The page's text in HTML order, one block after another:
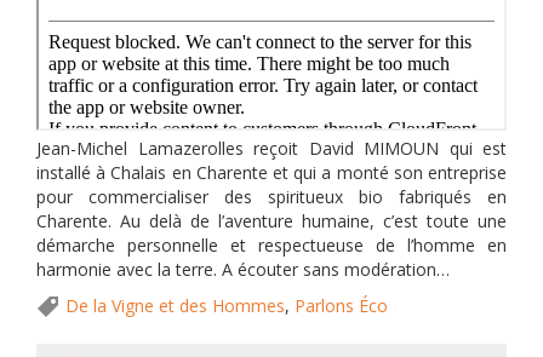
Jean-Michel Lamazerolles reçoit David MIMOUN qui est
installé à Chalais en Charente et qui a monté son entreprise
pour commercialiser des spiritueux bio fabriqués en
Charente. Au delà de l’aventure humaine, c’est toute une
démarche personnelle et respectueuse de l’homme en
harmonie avec la terre. A écouter sans modération…
De la Vigne et des Hommes, Parlons Éco